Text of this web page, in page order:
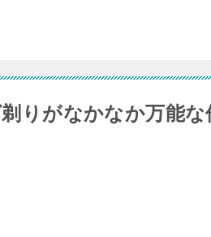
りがなかなか万能な